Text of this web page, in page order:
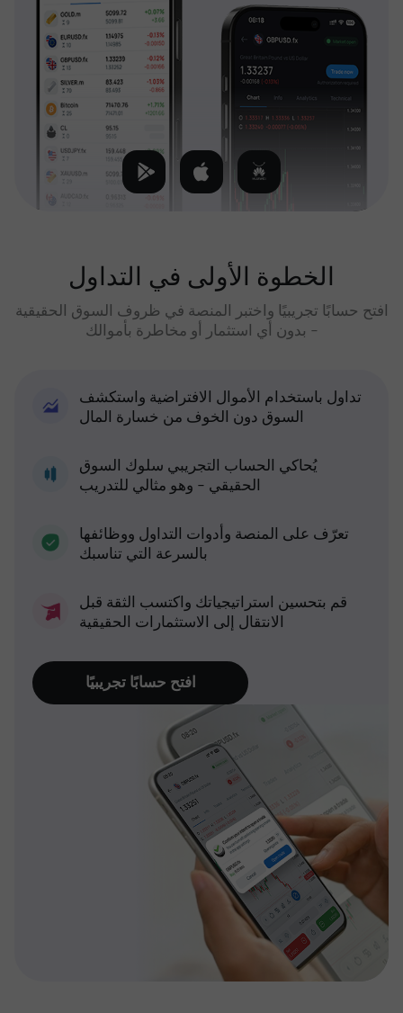
الخطوة الأولى في التداول
افتح حسابًا تجريبيًا واختبر المنصة في ظروف السوق الحقيقية
- بدون أي استثمار أو مخاطرة بأموالك
تداول باستخدام الأموال الافتراضية واستكشف
السوق دون الخوف من خسارة المال
يُحاكي الحساب التجريبي سلوك السوق
الحقيقي - وهو مثالي للتدريب
تعرّف على المنصة وأدوات التداول ووظائفها
بالسرعة التي تناسبك
قم بتحسين استراتيجياتك واكتسب الثقة قبل
الانتقال إلى الاستثمارات الحقيقية
افتح حسابًا تجريبيًا